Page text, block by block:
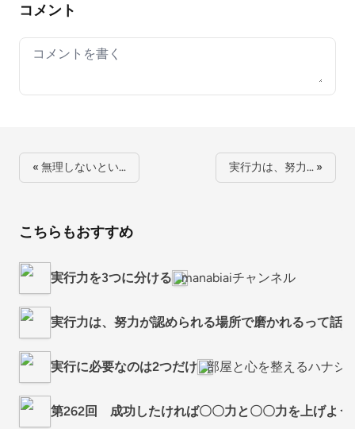
コメント
Your comment
« 無理しないとい… 実行力は、努力… »
こちらもおすすめ
実行力を3つに分ける manabiaiチャンネル
実行力は、努力が認められる場所で磨かれるって話
実行に必要なのは2つだけ 部屋と心を整えるハナシ
第262回 成功したければ〇〇力と〇〇力を上げよう